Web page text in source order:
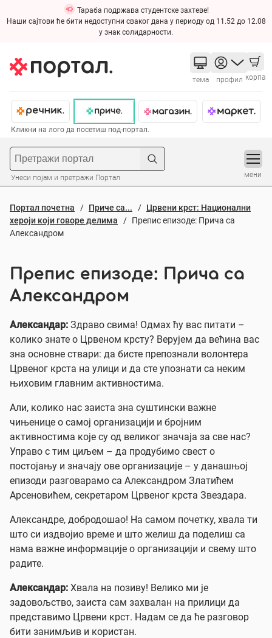
Тараба подржава студентске захтеве!
Наши сајтови ће бити недоступни сваког дана у периоду од 11.52 до 12.08
у знак солидарности.
тема профил корпа
Кликни на лого да посетиш под-портал.
Унеси појам и претражи Портал мени
Портал почетна Приче са...
Црвени крст: Национални
хероји који говоре делима
Препис епизоде: Прича са
Александром
Препис епизоде: Прича са
Александром
Александар: Здраво свима! Одмах ћу вас питати –
колико знате о Црвеном крсту? Верујем да већина вас
зна основне ствари: да бисте препознали волонтера
Црвеног крста на улици и да сте упознати са неким
њиховим главним активностима.
Али, колико нас заиста зна суштински важне
чињенице о самој организацији и бројним
активностима које су од великог значаја за све нас?
Управо с тим циљем – да продубимо свест о
постојању и значају ове организације – у данашњој
епизоди разговарамо са Александром Златићем
Арсеновићем, секретаром Црвеног крста Звездара.
Александре, добродошао! На самом почетку, хвала ти
што си издвојио време и што желиш да поделиш са
нама важне информације о организацији и свему што
радите.
Александар: Хвала на позиву! Велико ми је
задовољство, заиста сам захвалан на прилици да
представимо Црвени крст. Надам се да ће разговор
бити занимљив и користан.